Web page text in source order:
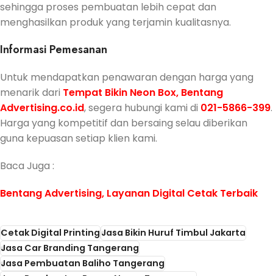
sehingga proses pembuatan lebih cepat dan
menghasilkan produk yang terjamin kualitasnya.
Informasi Pemesanan
Untuk mendapatkan penawaran dengan harga yang
menarik dari Tempat Bikin Neon Box, Bentang
Advertising.co.id, segera hubungi kami di 021-5866-399.
Harga yang kompetitif dan bersaing selau diberikan
guna kepuasan setiap klien kami.
Baca Juga :
Bentang Advertising, Layanan Digital Cetak Terbaik
Cetak Digital PrintingJasa Bikin Huruf Timbul Jakarta
Jasa Car Branding Tangerang
Jasa Pembuatan Baliho Tangerang